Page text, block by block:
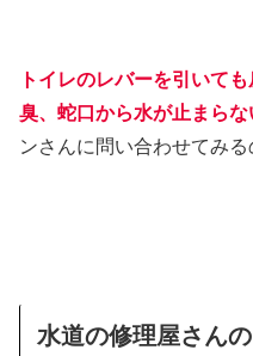
トイレのレバーを引いて
臭、蛇口から水が止まら
ンさんに問い合わせてみる
水道の修理屋さん